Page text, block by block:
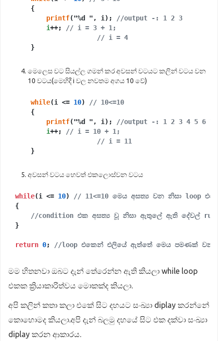
    {
printf("%d ", i);
//output -: 1 2 3
i++;
// i = 3 + 1;
// i = 4
මෙලෙස වට සියල්ල ගමන් කර අවසන් වටයට කලින් වටය වන
10 වටය(මෙහිදී i වල නවතම අගය 10 වේ)
while(i <= 10)
// 10<=10
    {
printf("%d ", i);
//output -: 1 2 3 4 5 6 7
i++;
// i = 10 + 1;
// i = 11
අවසන් වටය හෙවත් එකලොස්වන වටය
while(i <= 10)
// 11<=10 මෙය අසත්‍ය වන නිසා loop
{
//condition එක අසත්‍ය වූ නිසා ඇතුලේ ඇති දේවල්
}
return 0; //loop එකෙන් එලියේ ඇත්තේ මෙය පමණක් වන
මම හිතනවා ඔබට දැන් තේරෙන්න ඇති කියලා while loop
එකක ක්‍රියාකාරිත්වය මොකක්ද කියලා.
අපි කලින් කතා කලා එකේ සිට දහයට සංඛ්‍යා diplay කරන්නේ
කොහොමද කියලා.අපි දැන් බලමු දහයේ සිට එක දක්වා සංඛ්‍යා
diplay කරන ආකාරය.